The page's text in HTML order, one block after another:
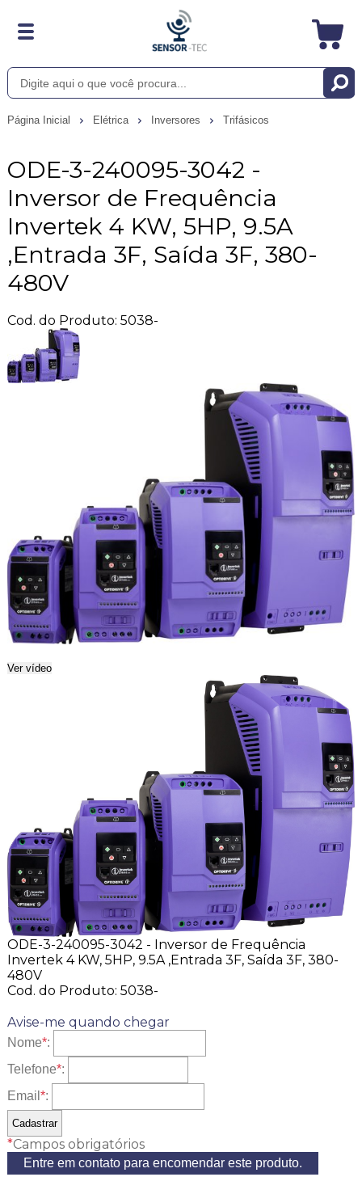
Página Inicial Elétrica Inversores Trifásicos
ODE-3-240095-3042 -
Inversor de Frequência
Invertek 4 KW, 5HP, 9.5A
,Entrada 3F, Saída 3F, 380-
480V
Cod. do Produto: 5038-
Ver vídeo
ODE-3-240095-3042 - Inversor de Frequência
Invertek 4 KW, 5HP, 9.5A ,Entrada 3F, Saída 3F, 380-
480V
Cod. do Produto: 5038-
Avise-me quando chegar
Nome*:
Telefone*:
Email *:
*Campos obrigatórios
Entre em contato para encomendar este produto.